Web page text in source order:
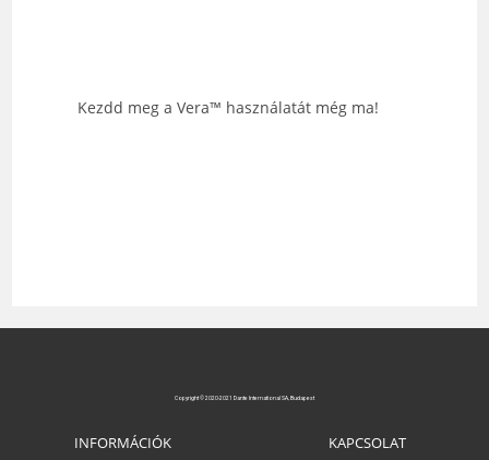
Kezdd meg a Vera™ használatát még ma!
Copyright © 2020-2021 Dante International SA, Budapest
INFORMÁCIÓK KAPCSOLAT